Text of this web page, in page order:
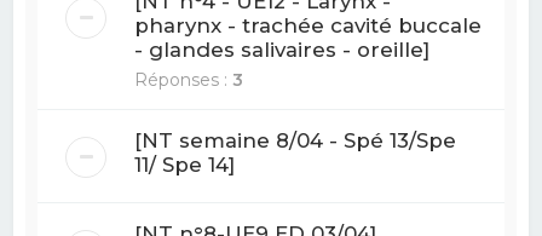
pharynx - trachée cavité buccale
- glandes salivaires - oreille]
Réponses :3
[NT semaine 8/04 - Spé 13/Spe
11/ Spe 14]